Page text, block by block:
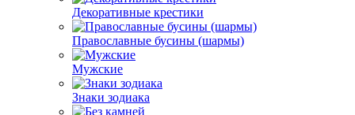
Декоративные крестики
Православные бусины (шармы)
Мужские
Знаки зодиака